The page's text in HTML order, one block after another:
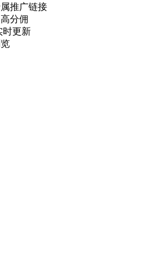
推广链接
分佣
时更新